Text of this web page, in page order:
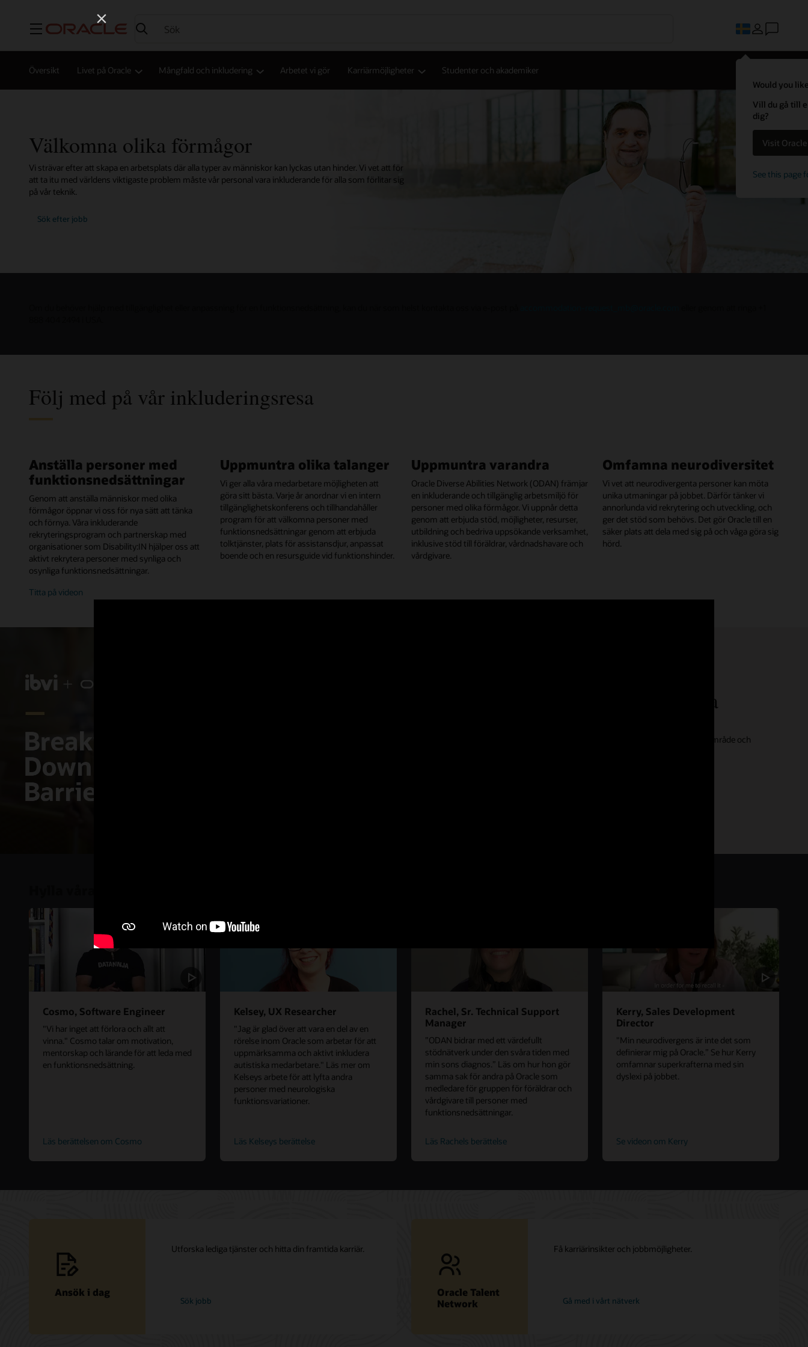
Meny
Would you
Vill du gå till
dig?
Visit
See this page
Översikt Livet på Oracle Mångfald och inkludering Arbetet vi gör Karriärmöjligheter Studenter och akademiker
Välkomna olika förmågor
Vi strävar efter att skapa en arbetsplats där alla typer av människor kan lyckas utan hinder. Vi vet att för
att ta itu med världens viktigaste problem måste vår personal vara inkluderande för alla som förlitar sig
på vår teknik.
Sök efter jobb
Följ med på vår inkluderingsresa
Anställa personer med
funktionsnedsättningar
Genom att anställa människor med olika
förmågor öppnar vi oss för nya sätt att tänka
och förnya. Våra inkluderande
rekryteringsprogram och partnerskap med
organisationer som Disability:IN hjälper oss att
aktivt rekrytera personer med synliga och
osynliga funktionsnedsättningar.
Titta på videon
Uppmuntra olika talanger
Vi ger alla våra medarbetare möjligheten att
göra sitt bästa. Varje år anordnar vi en intern
tillgänglighetskonferens och tillhandahåller
program för att välkomna personer med
funktionsnedsättningar genom att erbjuda
tolktjänster, plats för assistansdjur, anpassat
boende och en resursguide vid funktionshinder.
Uppmuntra varandra
Oracle Diverse Abilities Network (ODAN) främjar
en inkluderande och tillgänglig arbetsmiljö för
personer med olika förmågor. Vi uppnår detta
genom att erbjuda stöd, möjligheter, resurser,
utbildning och bedriva uppsökande verksamhet,
inklusive stöd till föräldrar, vårdnadshavare och
vårdgivare.
Omfamna neurodiversitet
Vi vet att neurodivergenta personer kan möta
unika utmaningar på jobbet. Därför tänker vi
annorlunda vid rekrytering och utveckling, och
ger det stöd som behövs. Det gör Oracle till en
säker plats att dela med sig på och våga göra sig
hörd.
Skapa tillgänglig teknik för alla
tillgänglighetsteknik delar vi stolt med oss av våra framsteg inom detta område och
Cosmo, Software Engineer
"Vi har inget att förlora och allt att
vinna." Cosmo talar om motivation,
mentorskap och lärande för att leda med
en funktionsnedsättning.
Läs berättelsen om Cosmo
Kelsey, UX Researcher
"Jag är glad över att vara en del av en
rörelse inom Oracle som arbetar för att
uppmärksamma och aktivt inkludera
autistiska medarbetare." Läs mer om
Kelseys arbete för att lyfta andra
personer med neurologiska
funktionsvariationer.
Läs Kelseys berättelse
Rachel, Sr. Technical Support
Manager
”ODAN bidrar med ett värdefullt
stödnätverk under den svåra tiden med
min sons diagnos.” Läs om hur hon gör
samma sak för andra på Oracle som
medledare för gruppen för föräldrar och
vårdgivare till personer med
funktionsnedsättningar.
Läs Rachels berättelse
Kerry, Sales Development
Director
"Min neurodivergens är inte det som
definierar mig på Oracle.” Se hur Kerry
omfamnar superkrafterna med sin
dyslexi på jobbet.
Se videon om Kerry
Ansök i dag
Utforska lediga tjänster och hitta din framtida karriär.
Sök jobb
Oracle
Oracle Talent
Network
Få karriärinsikter och jobbmöjligheter.
Gå med i vårt nätverk
Oracle